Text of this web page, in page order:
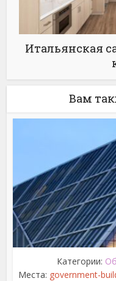
Итальянская
Вам
Категории:
Места: government-